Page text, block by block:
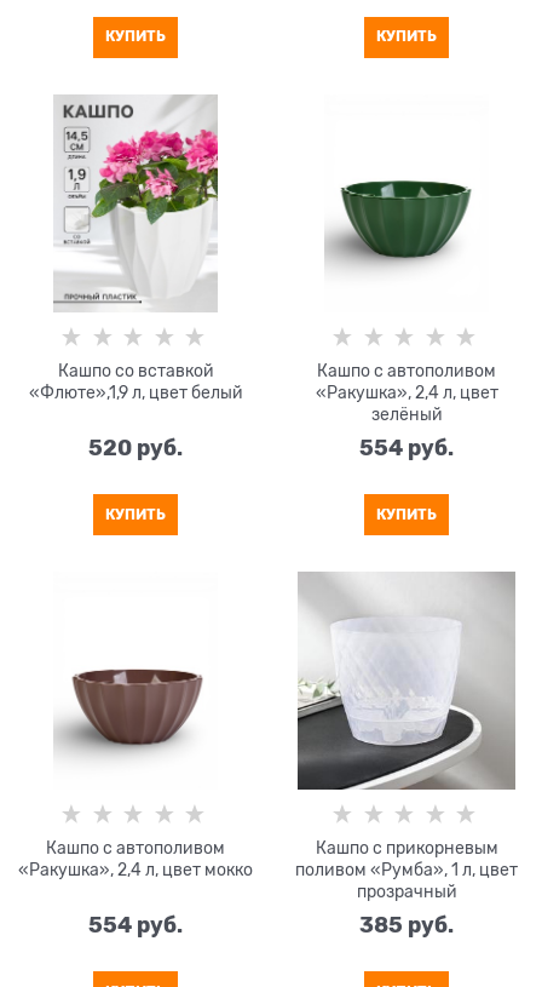
КУПИТЬ КУПИТЬ
Кашпо со вставкой
«Флюте»,1,9 л, цвет белый
520 руб.
КУПИТЬ
Кашпо с автополивом
«Ракушка», 2,4 л, цвет
зелёный
554 руб.
КУПИТЬ
Кашпо с автополивом
«Ракушка», 2,4 л, цвет мокко
554 руб.
Кашпо с прикорневым
поливом «Румба», 1 л, цвет
прозрачный
385 руб.